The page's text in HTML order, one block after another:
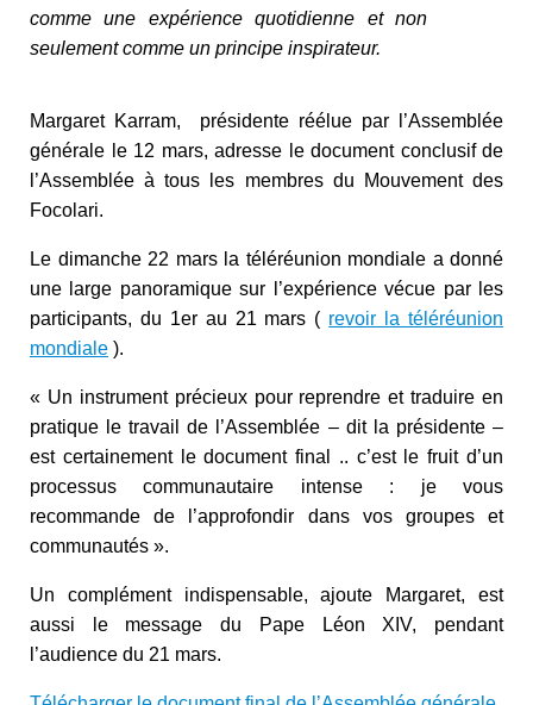
comme une expérience quotidienne et non
seulement comme un principe inspirateur.
Margaret Karram, présidente réélue par l’Assemblée
générale le 12 mars, adresse le document conclusif de
l’Assemblée à tous les membres du Mouvement des
Focolari.
Le dimanche 22 mars la téléréunion mondiale a donné
une large panoramique sur l’expérience vécue par les
participants, du 1er au 21 mars ( revoir la téléréunion
mondiale ).
« Un instrument précieux pour reprendre et traduire en
pratique le travail de l’Assemblée – dit la présidente –
est certainement le document final .. c’est le fruit d’un
processus communautaire intense : je vous
recommande de l’approfondir dans vos groupes et
communautés ».
Un complément indispensable, ajoute Margaret, est
aussi le message du Pape Léon XIV, pendant
l’audience du 21 mars.